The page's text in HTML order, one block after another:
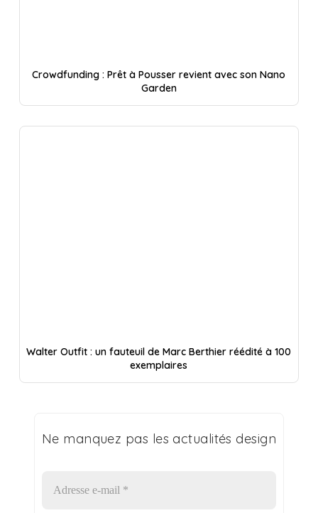
Crowdfunding : Prêt à Pousser revient avec son Nano
Garden
Walter Outfit : un fauteuil de Marc Berthier réédité à 100
exemplaires
Ne manquez pas les actualités design